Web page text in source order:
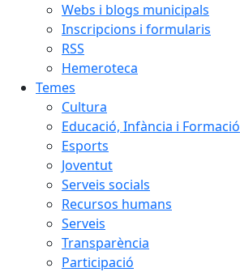
Webs i blogs municipals
Inscripcions i formularis
RSS
Hemeroteca
Temes
Cultura
Educació, Infància i Formació
Esports
Joventut
Serveis socials
Recursos humans
Serveis
Transparència
Participació